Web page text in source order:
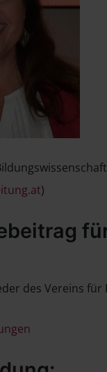
)
des Vereins für